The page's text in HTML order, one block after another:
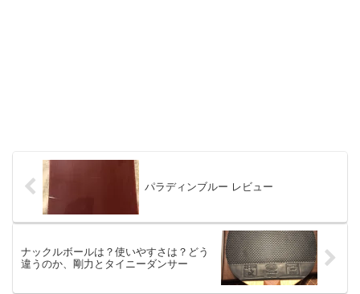
パラディンブルー レビュー
ナックルボールは？使いやすさは？どう
違うのか、剛力とタイニーダンサー